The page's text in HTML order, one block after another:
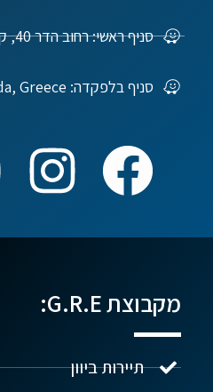
סניף ראשי: רחוב הדר 40, קיסריה
סניף בלפקדה: Ioannou Mela 6 , Lefkáda, Greece
מקבוצת G.R.E:
תיירות ביוון